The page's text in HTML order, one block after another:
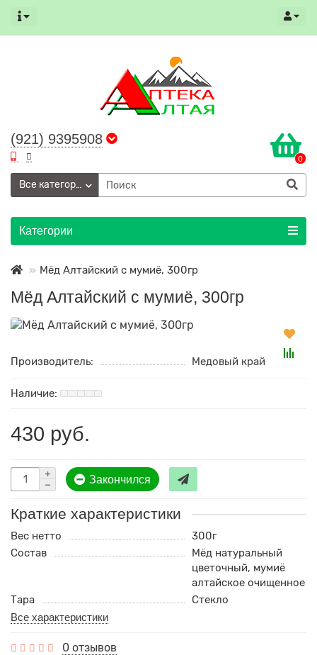
(921) 9395908
0
Все категории
Категории
Мёд Алтайский с мумиё, 300гр
Мёд Алтайский с мумиё, 300гр
Производитель: Медовый край
430 руб.
Закончился
Краткие характеристики
Вес нетто
300г
Состав
Мёд натуральный
цветочный, мумиё
алтайское очищенное
Тара
Стекло
Все характеристики
0 отзывов